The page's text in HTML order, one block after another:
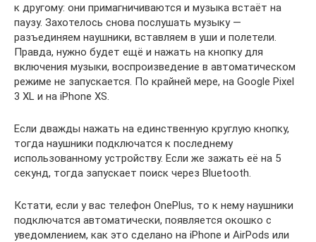
к другому: они примагничиваются и музыка встаёт на
паузу. Захотелось снова послушать музыку —
разъединяем наушники, вставляем в уши и полетели.
Правда, нужно будет ещё и нажать на кнопку для
включения музыки, воспроизведение в автоматическом
режиме не запускается. По крайней мере, на Google Pixel
3 XL и на iPhone XS.
Если дважды нажать на единственную круглую кнопку,
тогда наушники подключатся к последнему
использованному устройству. Если же зажать её на 5
секунд, тогда запускает поиск через Bluetooth.
Кстати, если у вас телефон OnePlus, то к нему наушники
подключатся автоматически, появляется окошко с
уведомлением, как это сделано на iPhone и AirPods или